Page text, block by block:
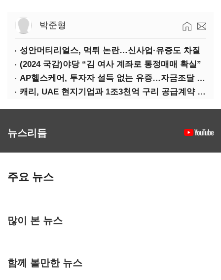
박준형
성안머티리얼스, 먹튀 논란…신사업·유증도 차질
(2024 국감)야당 “김 여사 계좌로 통정매매 확실”
AP헬스케어, 투자자 설득 없는 유증…자금조달 ‘빨간불’
캐리, UAE 현지기업과 1조3천억 구리 공급계약 체결
뉴스리듬
주요 뉴스
많이 본 뉴스
함께 볼만한 뉴스